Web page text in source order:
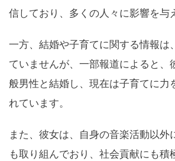
信しており、多くの人々に影響を与
一方、結婚や子育てに関する情報は
ていませんが、一部報道によると、
般男性と結婚し、現在は子育てに力
れています。
また、彼女は、自身の音楽活動以外
も取り組んでおり、社会貢献にも積